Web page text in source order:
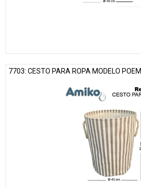
7703: CESTO PARA ROPA MODELO POEM